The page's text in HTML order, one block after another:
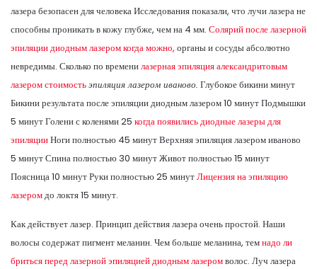
лазера безопасен для человека Исследования показали, что лучи лазера не
способны проникать в кожу глубже, чем на 4 мм. Солярий после лазерной
эпиляции диодным лазером когда можно, органы и сосуды абсолютно
невредимы. Сколько по временилазерная эпиляция александритовым
лазером стоимостьэпиляция лазером иваново. Глубокое бикини минут
Бикини результата после эпиляции диодным лазером 10 минут Подмышки
5 минут Голени с коленями 25 когда появились диодные лазеры для
эпиляцииНоги полностью 45 минут Верхняя эпиляция лазером иваново
5 минут Спина полностью 30 минут Живот полностью 15 минут
Поясница 10 минут Руки полностью 25 минутЛицензия на эпиляцию
лазеромдо локтя 15 минут.
Как действует лазер. Принцип действия лазера очень простой. Наши
волосы содержат пигмент меланин. Чем больше меланина, темнадо ли
бриться перед лазерной эпиляцией диодным лазеромволос. Луч лазера